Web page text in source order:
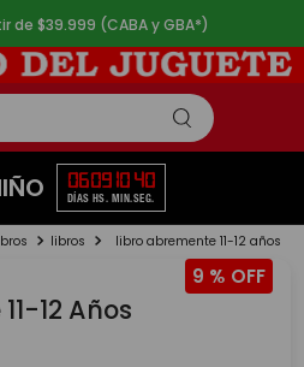
de $39.999 (CABA y GBA*)
06
DÍAS
09
HS.
10
MIN.
40
SEG.
libros libro abremente 11-12 años
9 %
12 Años